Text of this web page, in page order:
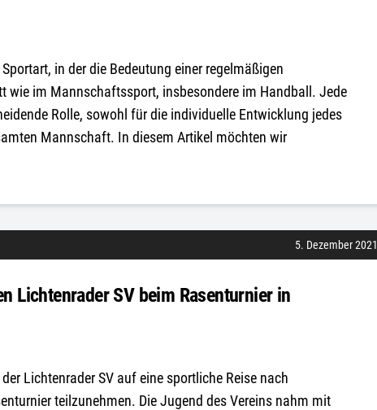
in der die Bedeutung einer regelmäßigen
wie im Mannschaftssport, insbesondere im Handball. Jede
Rolle, sowohl für die individuelle Entwicklung jedes
Mannschaft. In diesem Artikel möchten wir
5. Dezember 2021
Lichtenrader SV beim Rasenturnier in
Lichtenrader SV auf eine sportliche Reise nach
teilzunehmen. Die Jugend des Vereins nahm mit